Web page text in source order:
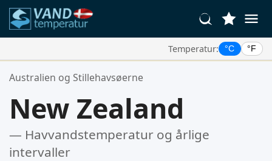
Temperatur: °C °F
Dine Foretrukne Steder:
Australien og Stillehavsøerne
New Zealand
— Havvandstemperatur og årlige
intervaller